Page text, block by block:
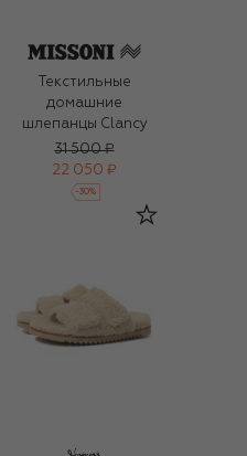
Текстильные
домашние
шлепанцы Clancy
31 500 ₽
22 050 ₽
-30%